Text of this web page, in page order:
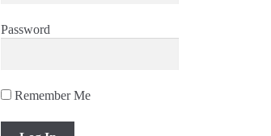
Password
Remember Me